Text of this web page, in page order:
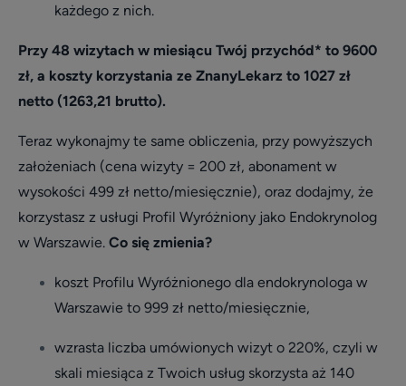
każdego z nich.
Przy 48 wizytach w miesiącu Twój przychód* to 9600
zł, a koszty korzystania ze ZnanyLekarz to 1027 zł
netto (1263,21 brutto).
Teraz wykonajmy te same obliczenia, przy powyższych
założeniach (cena wizyty = 200 zł, abonament w
wysokości 499 zł netto/miesięcznie), oraz dodajmy, że
korzystasz z usługi Profil Wyróżniony jako Endokrynolog
w Warszawie. Co się zmienia?
koszt Profilu Wyróżnionego dla endokrynologa w
Warszawie to 999 zł netto/miesięcznie,
wzrasta liczba umówionych wizyt o 220%, czyli w
skali miesiąca z Twoich usług skorzysta aż 140